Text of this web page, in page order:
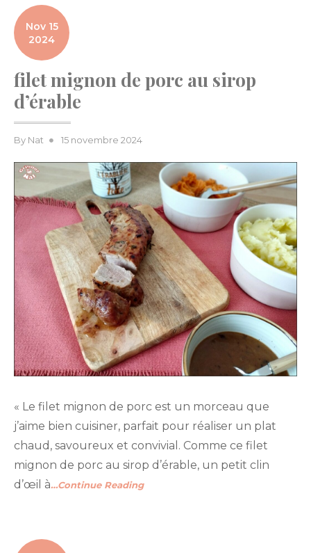
Nov 15
2024
filet mignon de porc au sirop
d’érable
By Nat
Posted
15 novembre 2024
« Le filet mignon de porc est un morceau que
j’aime bien cuisiner, parfait pour réaliser un plat
chaud, savoureux et convivial. Comme ce filet
mignon de porc au sirop d’érable, un petit clin
d’œil à…Continue Reading